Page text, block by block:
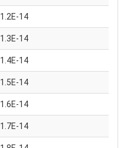
1.2E-14
1.3E-14
1.4E-14
1.5E-14
1.6E-14
1.7E-14